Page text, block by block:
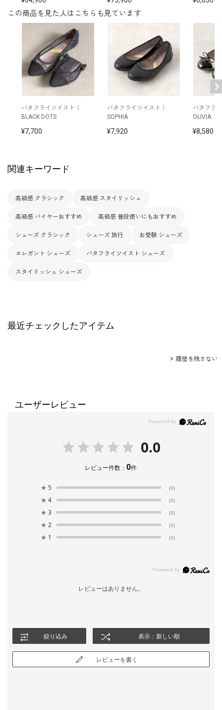
この商品を見た人はこちらも見ています
バタフライツイスト｜
BLACK DOTS
7,700
バタフライツイスト｜
SOPHIA
7,920
バタフラ
OLIVIA
8,580
関連キーワード
高級感 クラシック 高級感 スタイリッシュ
高級感 バイヤーおすすめ 高級感 普段使いにもおすすめ
シューズ クラシック シューズ 旅行 お受験 シューズ
エレガント シューズ バタフライツイスト シューズ
スタイリッシュ シューズ
最近チェックしたアイテム
履歴を残さない
ユーザーレビュー
0.0
レビュー件数：0件
★ 5 (0)
★ 4 (0)
★ 3 (0)
★ 2 (0)
★ 1 (0)
レビューはありません。
絞り込み 表示：新しい順
レビューを書く